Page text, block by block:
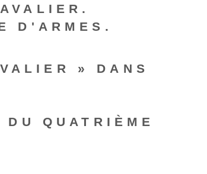
D'ARMES.
» DANS
QUATRIÈME